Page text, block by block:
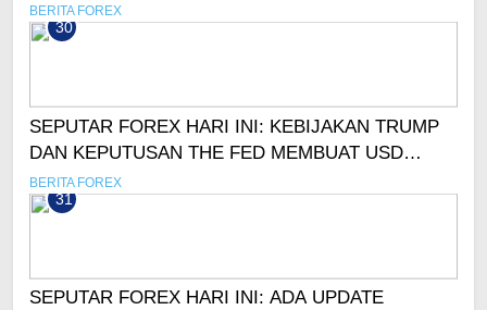
ANJLOK!
BERITA FOREX
30
SEPUTAR FOREX HARI INI: KEBIJAKAN TRUMP
DAN KEPUTUSAN THE FED MEMBUAT USD
MENGUAT!
BERITA FOREX
31
SEPUTAR FOREX HARI INI: ADA UPDATE